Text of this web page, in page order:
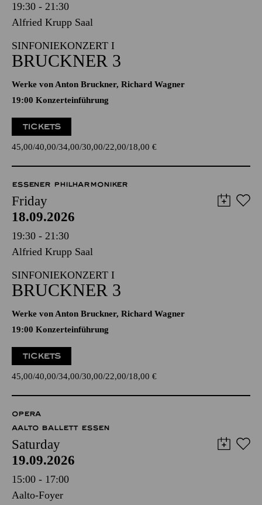
19:30 - 21:30
Alfried Krupp Saal
SINFONIEKONZERT I
BRUCKNER 3
Werke von Anton Bruckner, Richard Wagner
19:00 Konzerteinführung
TICKETS
45,00 40,00 34,00 30,00 22,00 18,00 €
ESSENER PHILHARMONIKER
Friday
18.09.2026
19:30 - 21:30
Alfried Krupp Saal
SINFONIEKONZERT I
BRUCKNER 3
Werke von Anton Bruckner, Richard Wagner
19:00 Konzerteinführung
TICKETS
45,00 40,00 34,00 30,00 22,00 18,00 €
OPERA
AALTO BALLETT ESSEN
Saturday
19.09.2026
15:00 - 17:00
Aalto-Foyer